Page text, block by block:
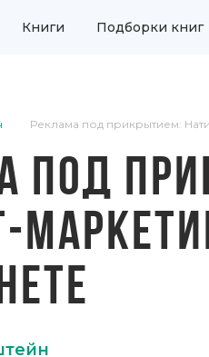
Книги Подборки книг
Реклама под прикрытием:
ПОД